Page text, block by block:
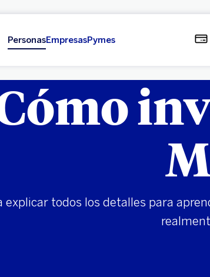
PersonasEmpresasPymes
explicar todos los detalles para